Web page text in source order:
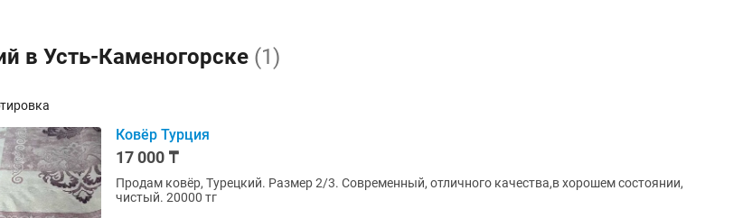
в Усть-Каменогорске (1)
Ковёр Турция
17 000 ₸
Продам ковёр, Турецкий. Размер 2/3. Современный, отличного качества,в хорошем состоянии,
чистый. 20000 тг